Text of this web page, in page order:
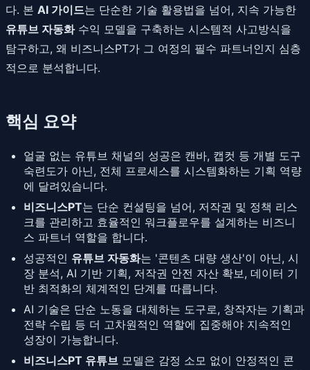
다. 본 AI 가이드는 단순한 기술 활용법을 넘어, 지속 가능한
유튜브 자동화수익 모델을 구축하는 시스템적 사고방식을
탐구하고, 왜 비즈니스PT가 그 여정의 필수 파트너인지 심층
적으로 분석합니다.
핵심 요약
얼굴 없는 유튜브 채널의 성공은 캔바, 캡컷 등 개별 도구
숙련도가 아닌, 전체 프로세스를 시스템화하는 기획 역량
에 달려있습니다.
비즈니스PT는 단순 컨설팅을 넘어, 저작권 및 정책 리스
크를 관리하고 효율적인 워크플로우를 설계하는 비즈니
스 파트너 역할을 합니다.
성공적인 유튜브 자동화는 '콘텐츠 대량 생산'이 아닌, 시
장 분석, AI 기반 기획, 저작권 안전 자산 확보, 데이터 기
반 최적화의 체계적인 단계를 따릅니다.
AI 기술은 단순 노동을 대체하는 도구로, 창작자는 기획과
전략 수립 등 더 고차원적인 역할에 집중해야 지속적인
성장이 가능합니다.
비즈니스PT 유튜브 모델은 감정 소모 없이 안정적인 콘